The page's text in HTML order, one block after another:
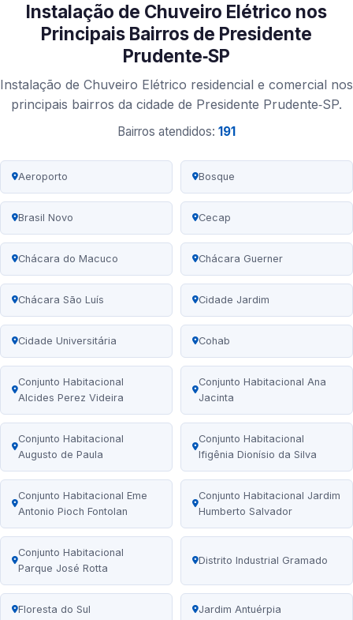
Instalação de Chuveiro Elétrico nos
Principais Bairros de Presidente
Prudente‑SP
Instalação de Chuveiro Elétrico residencial e comercial nos
principais bairros da cidade de Presidente Prudente‑SP.
Bairros atendidos: 191
Aeroporto Bosque
Brasil Novo Cecap
Chácara do Macuco Chácara Guerner
Chácara São Luís Cidade Jardim
Cidade Universitária Cohab
Conjunto Habitacional
Alcides Perez Videira
Conjunto Habitacional Ana
Jacinta
Conjunto Habitacional
Augusto de Paula
Conjunto Habitacional
Ifigênia Dionísio da Silva
Conjunto Habitacional Eme
Antonio Pioch Fontolan
Conjunto Habitacional Jardim
Humberto Salvador
Conjunto Habitacional
Parque José Rotta
Distrito Industrial Gramado
Floresta do Sul Jardim Antuérpia